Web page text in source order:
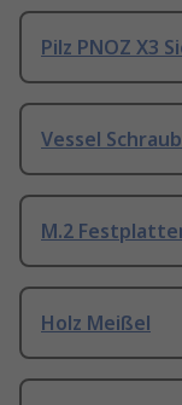
Pilz PNOZ X3
Vessel
M.2
Holz Meißel